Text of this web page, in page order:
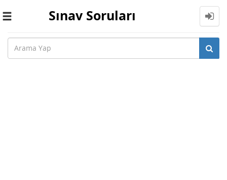
Toggle
Sınav Soruları